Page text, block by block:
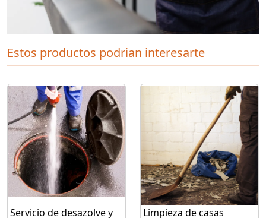
Estos productos podrian interesarte
Servicio de desazolve y
Limpieza de casas